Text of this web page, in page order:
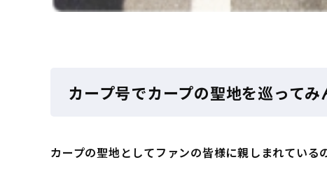
カープ号でカープの聖地を巡ってみ
カープの聖地としてファンの皆様に親しまれてい